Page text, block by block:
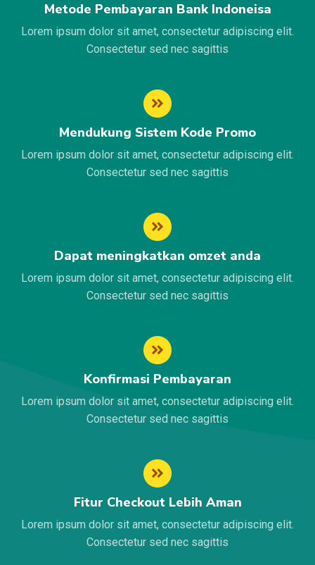
Metode Pembayaran Bank Indoneisa
Lorem ipsum dolor sit amet, consectetur adipiscing elit.
Consectetur sed nec sagittis
Mendukung Sistem Kode Promo
Lorem ipsum dolor sit amet, consectetur adipiscing elit.
Consectetur sed nec sagittis
Dapat meningkatkan omzet anda
Lorem ipsum dolor sit amet, consectetur adipiscing elit.
Consectetur sed nec sagittis
Konfirmasi Pembayaran
Lorem ipsum dolor sit amet, consectetur adipiscing elit.
Consectetur sed nec sagittis
Fitur Checkout Lebih Aman
Lorem ipsum dolor sit amet, consectetur adipiscing elit.
Consectetur sed nec sagittis